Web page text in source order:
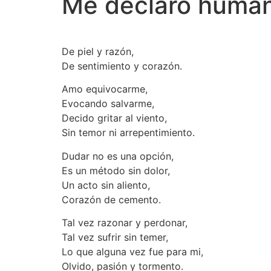
De piel y razón,
De sentimiento y corazón.
Amo equivocarme,
Evocando salvarme,
Decido gritar al viento,
Sin temor ni arrepentimiento.
Dudar no es una opción,
Es un método sin dolor,
Un acto sin aliento,
Corazón de cemento.
Tal vez razonar y perdonar,
Tal vez sufrir sin temer,
Lo que alguna vez fue para mi,
Olvido, pasión y tormento.